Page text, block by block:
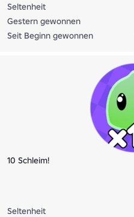
Seltenheit
Gestern gewonnen
Seit Beginn gewonnen
10 Schleim!
Seltenheit